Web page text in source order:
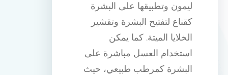
ليمون وتطبيقها على البشرة
كقناع لتفتيح البشرة وتقشير
الخلايا الميتة. كما يمكن
استخدام العسل مباشرة على
البشرة كمرطب طبيعي، حيث